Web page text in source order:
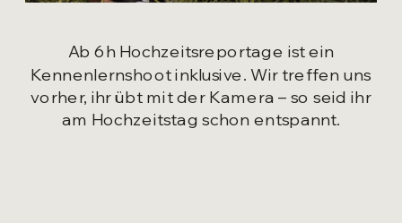
Ab 6h Hochzeitsreportage ist ein
Kennenlernshoot inklusive. Wir treffen uns
vorher, ihr übt mit der Kamera – so seid ihr
am Hochzeitstag schon entspannt.